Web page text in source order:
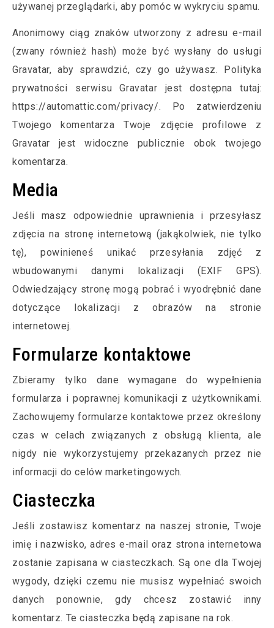
używanej przeglądarki, aby pomóc w wykryciu spamu.
Anonimowy ciąg znaków utworzony z adresu e-mail
(zwany również hash) może być wysłany do usługi
Gravatar, aby sprawdzić, czy go używasz. Polityka
prywatności serwisu Gravatar jest dostępna tutaj:
https://automattic.com/privacy/. Po zatwierdzeniu
Twojego komentarza Twoje zdjęcie profilowe z
Gravatar jest widoczne publicznie obok twojego
komentarza.
Media
Jeśli masz odpowiednie uprawnienia i przesyłasz
zdjęcia na stronę internetową (jakąkolwiek, nie tylko
tę), powinieneś unikać przesyłania zdjęć z
wbudowanymi danymi lokalizacji (EXIF GPS).
Odwiedzający stronę mogą pobrać i wyodrębnić dane
dotyczące lokalizacji z obrazów na stronie
internetowej.
Formularze kontaktowe
Zbieramy tylko dane wymagane do wypełnienia
formularza i poprawnej komunikacji z użytkownikami.
Zachowujemy formularze kontaktowe przez określony
czas w celach związanych z obsługą klienta, ale
nigdy nie wykorzystujemy przekazanych przez nie
informacji do celów marketingowych.
Ciasteczka
Jeśli zostawisz komentarz na naszej stronie, Twoje
imię i nazwisko, adres e-mail oraz strona internetowa
zostanie zapisana w ciasteczkach. Są one dla Twojej
wygody, dzięki czemu nie musisz wypełniać swoich
danych ponownie, gdy chcesz zostawić inny
komentarz. Te ciasteczka będą zapisane na rok.